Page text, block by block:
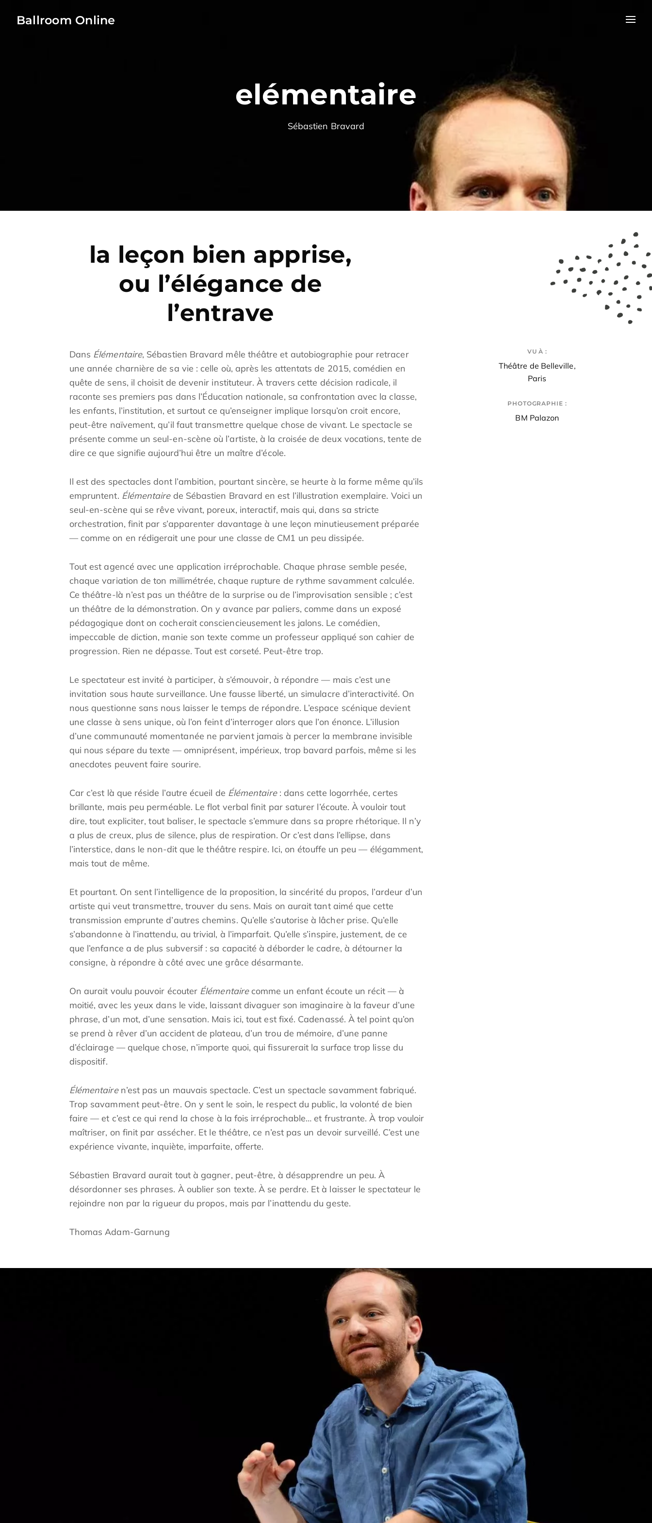
Ballroom Online
elémentaire
Sébastien Bravard
la leçon bien apprise,
ou l’élégance de
l’entrave
Dans Élémentaire, Sébastien Bravard mêle théâtre et autobiographie pour retracer
une année charnière de sa vie : celle où, après les attentats de 2015, comédien en
quête de sens, il choisit de devenir instituteur. À travers cette décision radicale, il
raconte ses premiers pas dans l’Éducation nationale, sa confrontation avec la classe,
les enfants, l’institution, et surtout ce qu’enseigner implique lorsqu’on croit encore,
peut-être naïvement, qu’il faut transmettre quelque chose de vivant. Le spectacle se
présente comme un seul-en-scène où l’artiste, à la croisée de deux vocations, tente de
dire ce que signifie aujourd’hui être un maître d’école.
Il est des spectacles dont l’ambition, pourtant sincère, se heurte à la forme même qu’ils
empruntent. Élémentairede Sébastien Bravard en est l’illustration exemplaire. Voici un
seul-en-scène qui se rêve vivant, poreux, interactif, mais qui, dans sa stricte
orchestration, finit par s’apparenter davantage à une leçon minutieusement préparée
— comme on en rédigerait une pour une classe de CM1 un peu dissipée.
Tout est agencé avec une application irréprochable. Chaque phrase semble pesée,
chaque variation de ton millimétrée, chaque rupture de rythme savamment calculée.
Ce théâtre-là n’est pas un théâtre de la surprise ou de l’improvisation sensible ; c’est
un théâtre de la démonstration. On y avance par paliers, comme dans un exposé
pédagogique dont on cocherait consciencieusement les jalons. Le comédien,
impeccable de diction, manie son texte comme un professeur appliqué son cahier de
progression. Rien ne dépasse. Tout est corseté. Peut-être trop.
Le spectateur est invité à participer, à s’émouvoir, à répondre — mais c’est une
invitation sous haute surveillance. Une fausse liberté, un simulacre d’interactivité. On
nous questionne sans nous laisser le temps de répondre. L’espace scénique devient
une classe à sens unique, où l’on feint d’interroger alors que l’on énonce. L’illusion
d’une communauté momentanée ne parvient jamais à percer la membrane invisible
qui nous sépare du texte — omniprésent, impérieux, trop bavard parfois, même si les
anecdotes peuvent faire sourire.
Car c’est là que réside l’autre écueil de Élémentaire: dans cette logorrhée, certes
brillante, mais peu perméable. Le flot verbal finit par saturer l’écoute. À vouloir tout
dire, tout expliciter, tout baliser, le spectacle s’emmure dans sa propre rhétorique. Il n’y
a plus de creux, plus de silence, plus de respiration. Or c’est dans l’ellipse, dans
l’interstice, dans le non-dit que le théâtre respire. Ici, on étouffe un peu — élégamment,
mais tout de même.
Et pourtant. On sent l’intelligence de la proposition, la sincérité du propos, l’ardeur d’un
artiste qui veut transmettre, trouver du sens. Mais on aurait tant aimé que cette
transmission emprunte d’autres chemins. Qu’elle s’autorise à lâcher prise. Qu’elle
s’abandonne à l’inattendu, au trivial, à l’imparfait. Qu’elle s’inspire, justement, de ce
que l’enfance a de plus subversif : sa capacité à déborder le cadre, à détourner la
consigne, à répondre à côté avec une grâce désarmante.
On aurait voulu pouvoir écouter Élémentairecomme un enfant écoute un récit — à
moitié, avec les yeux dans le vide, laissant divaguer son imaginaire à la faveur d’une
phrase, d’un mot, d’une sensation. Mais ici, tout est fixé. Cadenassé. À tel point qu’on
se prend à rêver d’un accident de plateau, d’un trou de mémoire, d’une panne
d’éclairage — quelque chose, n’importe quoi, qui fissurerait la surface trop lisse du
dispositif.
Élémentairen’est pas un mauvais spectacle. C’est un spectacle savamment fabriqué.
Trop savamment peut-être. On y sent le soin, le respect du public, la volonté de bien
faire — et c’est ce qui rend la chose à la fois irréprochable… et frustrante. À trop vouloir
maîtriser, on finit par assécher. Et le théâtre, ce n’est pas un devoir surveillé. C’est une
expérience vivante, inquiète, imparfaite, offerte.
Sébastien Bravard aurait tout à gagner, peut-être, à désapprendre un peu. À
désordonner ses phrases. À oublier son texte. À se perdre. Et à laisser le spectateur le
rejoindre non par la rigueur du propos, mais par l’inattendu du geste.
Thomas Adam-Garnung
VU À :
Théâtre de Belleville,
Paris
PHOTOGRAPHIE :
BM Palazon